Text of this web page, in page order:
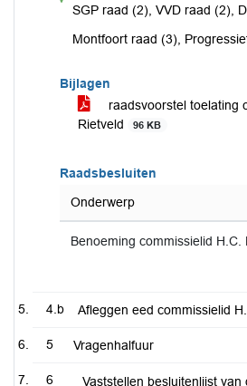
voor
SGP raad (2), VVD raad (2),
Montfoort raad (3),
Bijlagen
raadsvoorstel toelating
Rietveld
96 KB
Raadsbesluiten
Onderwerp
Benoeming commissielid H.C.
4.b Afleggen eed commissielid
5 Vragenhalfuur
6 Vaststellen besluitenlijst van